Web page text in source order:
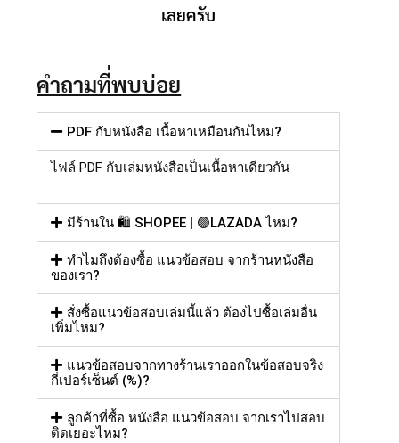
เลยครับ
คำถามที่พบบ่อย
PDF กับหนังสือ เนื้อหาเหมือนกันไหม?
ไฟล์ PDF กับเล่มหนังสือเป็นเนื้อหาเดียวกัน
มีร้านใน 🛍️ SHOPEE | 🟣LAZADA ไหม?
ทำไมถึงต้องซื้อ แนวข้อสอบ จากร้านหนังสือ
ของเรา?
สั่งซื้อแนวข้อสอบเล่มนี้แล้ว ต้องไปซื้อเล่มอื่น
เพิ่มไหม?
แนวข้อสอบจากทางร้านเราออกในข้อสอบจริง
กี่เปอร์เซ็นต์ (%)?
ลูกค้าที่ซื้อ หนังสือ แนวข้อสอบ จากเราไปสอบ
ติดเยอะไหม?